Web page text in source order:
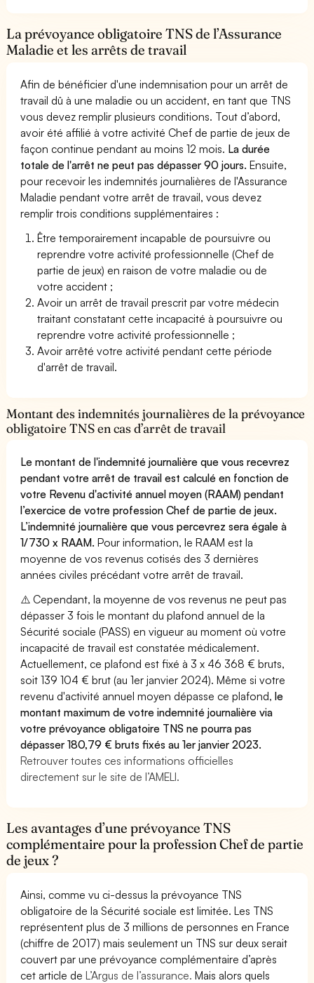
La prévoyance obligatoire TNS de l’Assurance
Maladie et les arrêts de travail
Afin de bénéficier d'une indemnisation pour un arrêt de
travail dû à une maladie ou un accident, en tant que TNS
vous devez remplir plusieurs conditions. Tout d’abord,
avoir été affilié à votre activité Chef de partie de jeux de
façon continue pendant au moins 12 mois. La durée
totale de l'arrêt ne peut pas dépasser 90 jours. Ensuite,
pour recevoir les indemnités journalières de l'Assurance
Maladie pendant votre arrêt de travail, vous devez
remplir trois conditions supplémentaires :
Être temporairement incapable de poursuivre ou
reprendre votre activité professionnelle (Chef de
partie de jeux) en raison de votre maladie ou de
votre accident ;
Avoir un arrêt de travail prescrit par votre médecin
traitant constatant cette incapacité à poursuivre ou
reprendre votre activité professionnelle ;
Avoir arrêté votre activité pendant cette période
d'arrêt de travail.
Montant des indemnités journalières de la prévoyance
obligatoire TNS en cas d’arrêt de travail
Le montant de l'indemnité journalière que vous recevrez
pendant votre arrêt de travail est calculé en fonction de
votre Revenu d'activité annuel moyen (RAAM) pendant
l’exercice de votre profession Chef de partie de jeux.
L’indemnité journalière que vous percevrez sera égale à
1/730 x RAAM. Pour information, le RAAM est la
moyenne de vos revenus cotisés des 3 dernières
années civiles précédant votre arrêt de travail.
⚠️ Cependant, la moyenne de vos revenus ne peut pas
dépasser 3 fois le montant du plafond annuel de la
Sécurité sociale (PASS) en vigueur au moment où votre
incapacité de travail est constatée médicalement.
Actuellement, ce plafond est fixé à 3 x 46 368 € bruts,
soit 139 104 € brut (au 1er janvier 2024). Même si votre
revenu d'activité annuel moyen dépasse ce plafond,le
montant maximum de votre indemnité journalière via
votre prévoyance obligatoire TNS ne pourra pas
dépasser 180,79 € bruts fixés au 1er janvier 2023.
Retrouver toutes ces informations officielles
directement sur le site de l’AMELI.
Les avantages d’une prévoyance TNS
complémentaire pour la profession Chef de partie
de jeux ?
Ainsi, comme vu ci-dessus la prévoyance TNS
obligatoire de la Sécurité sociale est limitée. Les TNS
représentent plus de 3 millions de personnes en France
(chiffre de 2017) mais seulement un TNS sur deux serait
couvert par une prévoyance complémentaire d’après
cet article deL’Argus de l’assurance. Mais alors quels